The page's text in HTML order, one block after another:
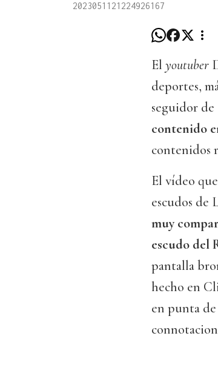
2023051121224926167
El youtuber
deportes,
seguidor de
contenido
contenidos
El vídeo
escudos de
muy
escudo del
pantalla
hecho en
en punta